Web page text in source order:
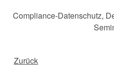
Compliance-Datenschutz,
Zurück